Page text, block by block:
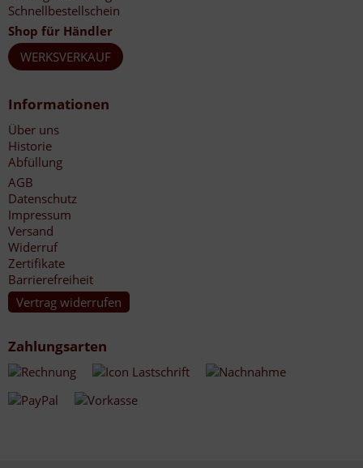
Schnellbestellschein
Shop für Händler
WERKSVERKAUF
Informationen
Über uns
Historie
Abfüllung
AGB
Datenschutz
Impressum
Versand
Widerruf
Zertifikate
Barrierefreiheit
Vertrag widerrufen
Zahlungsarten